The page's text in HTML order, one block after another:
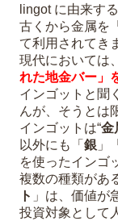
lingot に由来す
古くから金属を
て利用されてき
現代においては、
れた地金バー」
インゴットと聞
んが、そうとは
インゴットは“金
以外にも「 銀 」「
を使ったインゴ
複数の種類があ
ト 」は、価値が
投資対象として